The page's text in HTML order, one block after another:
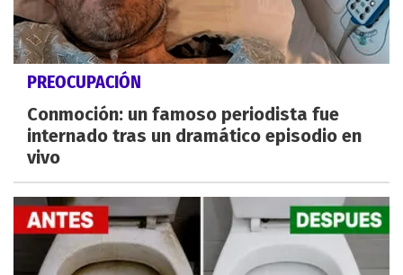
PREOCUPACIÓN
Conmoción: un famoso periodista fue
internado tras un dramático episodio en
vivo